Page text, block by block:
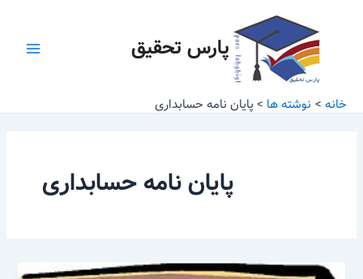
پارس تحقیق
خانه نوشته ها پایان نامه حسابداری
پایان نامه حسابداری